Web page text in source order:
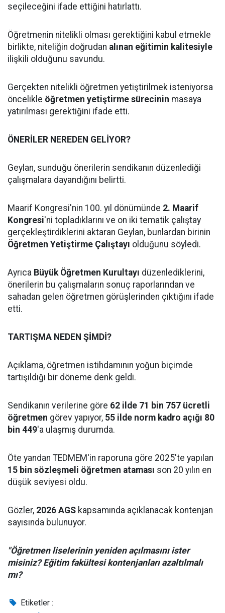
seçileceğini ifade ettiğini hatırlattı.
Öğretmenin nitelikli olması gerektiğini kabul etmekle
birlikte, niteliğin doğrudan alınan eğitimin kalitesiyle
ilişkili olduğunu savundu.
Gerçekten nitelikli öğretmen yetiştirilmek isteniyorsa
öncelikle öğretmen yetiştirme sürecinin masaya
yatırılması gerektiğini ifade etti.
ÖNERİLER NEREDEN GELİYOR?
Geylan, sunduğu önerilerin sendikanın düzenlediği
çalışmalara dayandığını belirtti.
Maarif Kongresi'nin 100. yıl dönümünde 2. Maarif
Kongresi'ni topladıklarını ve on iki tematik çalıştay
gerçekleştirdiklerini aktaran Geylan, bunlardan birinin
Öğretmen Yetiştirme Çalıştayı olduğunu söyledi.
Ayrıca Büyük Öğretmen Kurultayı düzenlediklerini,
önerilerin bu çalışmaların sonuç raporlarından ve
sahadan gelen öğretmen görüşlerinden çıktığını ifade
etti.
TARTIŞMA NEDEN ŞİMDİ?
Açıklama, öğretmen istihdamının yoğun biçimde
tartışıldığı bir döneme denk geldi.
Sendikanın verilerine göre 62 ilde 71 bin 757 ücretli
öğretmen görev yapıyor, 55 ilde norm kadro açığı 80
bin 449'a ulaşmış durumda.
Öte yandan TEDMEM'in raporuna göre 2025'te yapılan
15 bin sözleşmeli öğretmen ataması son 20 yılın en
düşük seviyesi oldu.
Gözler, 2026 AGS kapsamında açıklanacak kontenjan
sayısında bulunuyor.
"Öğretmen liselerinin yeniden açılmasını ister
misiniz? Eğitim fakültesi kontenjanları azaltılmalı
mı?
Etiketler :